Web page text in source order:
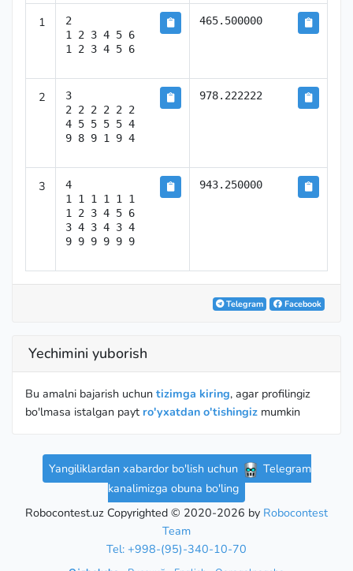
1
2
1 2 3 4 5 6
1 2 3 4 5 6
465.500000
2
3
2 2 2 2 2 2
4 5 5 5 5 4
9 8 9 1 9 4
978.222222
3
4
1 1 1 1 1 1
1 2 3 4 5 6
3 4 3 4 3 4
9 9 9 9 9 9
943.250000
Telegram Facebook
Yechimini yuborish
Bu amalni bajarish uchun tizimga kiring, agar profilingiz
bo'lmasa istalgan payt ro'yxatdan o'tishingiz mumkin
Yangiliklardan xabardor bo'lish uchun
Telegram
kanalimizga obuna bo'ling
Robocontest.uz Copyrighted © 2020-2026 by Robocontest
Team
Tel: +998-(95)-340-10-70